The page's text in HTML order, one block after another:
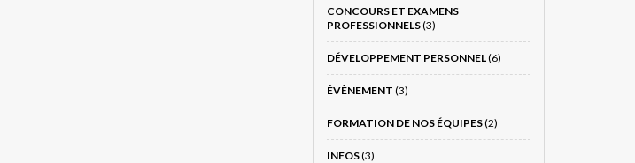
CONCOURS ET EXAMENS
PROFESSIONNELS(3)
DÉVELOPPEMENT PERSONNEL(6)
ÉVÈNEMENT (3)
FORMATION DE NOS ÉQUIPES(2)
INFOS(3)